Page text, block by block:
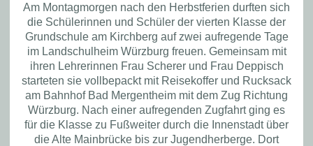
Am Montagmorgen nach den Herbstferien durften sich
die Schülerinnen und Schüler der vierten Klasse der
Grundschule am Kirchberg auf zwei aufregende Tage
im Landschulheim Würzburg freuen. Gemeinsam mit
ihren Lehrerinnen Frau Scherer und Frau Deppisch
starteten sie vollbepacktmit Reisekoffer und Rucksack
am Bahnhof Bad Mergentheim mit dem Zug Richtung
Würzburg. Nach einer aufregenden Zugfahrtging es
für die Klasse zu Fußweiter durch die Innenstadt über
die Alte Mainbrücke bis zur Jugendherberge. Dort